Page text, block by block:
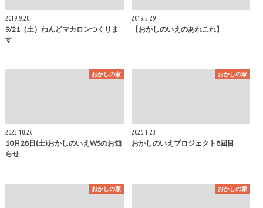
2019.9.20
9/21（土）ねんどマカロンつくりま
す
2019.5.29
【おかしのいえのあれこれ】
おかしの家
2023.10.26
10月28日(土)おかしのいえWSのお知
らせ
おかしの家
2026.1.23
おかしのいえプロジェクト8回目
おかしの家 おかしの家